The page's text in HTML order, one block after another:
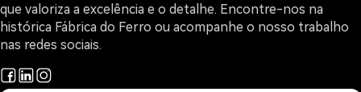
que valoriza a excelência e o detalhe. Encontre-nos na
histórica Fábrica do Ferro ou acompanhe o nosso trabalho
nas redes sociais.